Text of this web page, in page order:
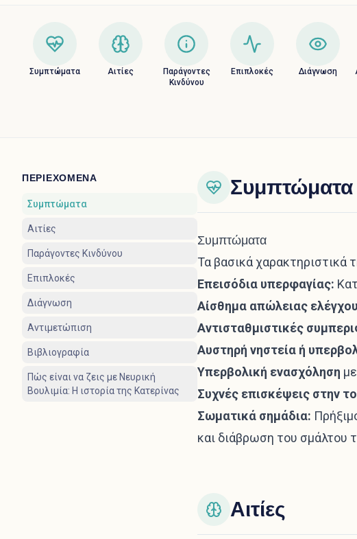
Συμπτώματα Αιτίες
Παράγοντες
Κινδύνου
Επιπλοκές Διάγνωση
ΠΕΡΙΕΧΌΜΕΝΑ
Συμπτώματα
Αιτίες
Παράγοντες Κινδύνου
Επιπλοκές
Διάγνωση
Αντιμετώπιση
Βιβλιογραφία
Πώς είναι να ζεις με Νευρική
Βουλιμία: Η ιστορία της Κατερίνας
Συμπτώματα
Συμπτώματα
Τα βασικά χαρακτηριστικά
Επεισόδια υπερφαγίας:
Αίσθημα απώλειας
Αντισταθμιστικές
Αυστηρή νηστεία ή
Υπερβολική ενασχόληση
Συχνές επισκέψεις στην
Σωματικά σημάδια:
και διάβρωση του σμάλτου
Αιτίες